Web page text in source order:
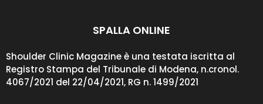
SPALLA ONLINE
Shoulder Clinic Magazine è una testata iscritta al
Registro Stampa del Tribunale di Modena, n.cronol.
4067/2021 del 22/04/2021, RG n. 1499/2021